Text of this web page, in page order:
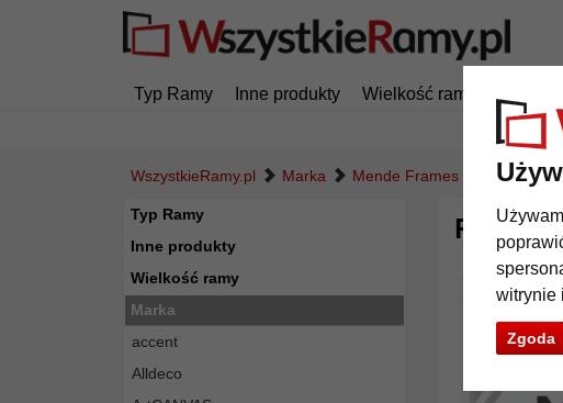
witrynie
Zgoda
Typ Ramy Inne produkty Wielkość ramy
WszystkieRamy.pl Marka Mende Frames Rama
Typ Ramy
Inne produkty
Wielkość ramy
Marka
accent
Alldeco
Rama